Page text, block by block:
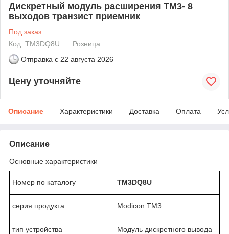
Дискретный модуль расширения ТМ3- 8
выходов транзист приемник
Под заказ
Код: TM3DQ8U
Розница
Отправка с 22 августа 2026
Цену уточняйте
Описание Характеристики Доставка Оплата
Описание
Основные характеристики
Номер по каталогу TM3DQ8U
серия продукта Modicon TM3
тип устройства Модуль дискретного вывода